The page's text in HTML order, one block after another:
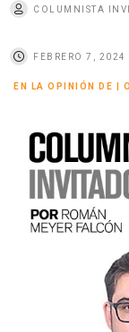
COLUMNISTA
FEBRERO 7, 2024
EN LA OPINIÓN DE